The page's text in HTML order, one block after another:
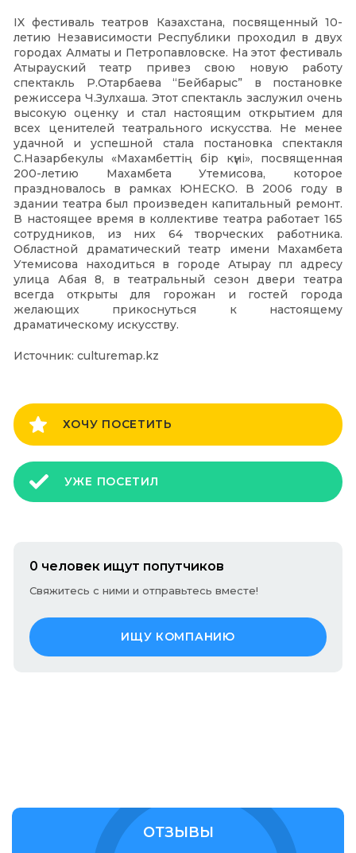
IX фестиваль театров Казахстана, посвященный 10-
летию Независимости Республики проходил в двух
городах Алматы и Петропавловске. На этот фестиваль
Атырауский театр привез свою новую работу
спектакль Р.Отарбаева “Бейбарыс” в постановке
режиссера Ч.Зулхаша. Этот спектакль заслужил очень
высокую оценку и стал настоящим открытием для
всех ценителей театрального искусства. Не менее
удачной и успешной стала постановка спектакля
С.Назарбекулы «Махамбеттің бір күні», посвященная
200-летию Махамбета Утемисова, которое
праздновалось в рамках ЮНЕСКО. В 2006 году в
здании театра был произведен капитальный ремонт.
В настоящее время в коллективе театра работает 165
сотрудников, из них 64 творческих работника.
Областной драматический театр имени Махамбета
Утемисова находиться в городе Атырау пл адресу
улица Абая 8, в театральный сезон двери театра
всегда открыты для горожан и гостей города
желающих прикоснуться к настоящему
драматическому искусству.
Источник: culturemap.kz
ХОЧУ ПОСЕТИТЬ
УЖЕ ПОСЕТИЛ
0 человек ищут попутчиков
Свяжитесь с ними и отправьтесь вместе!
ИЩУ КОМПАНИЮ
ОТЗЫВЫ